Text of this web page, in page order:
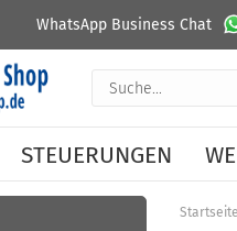
WhatsApp Business Chat
STEUERUNGEN
Startseite